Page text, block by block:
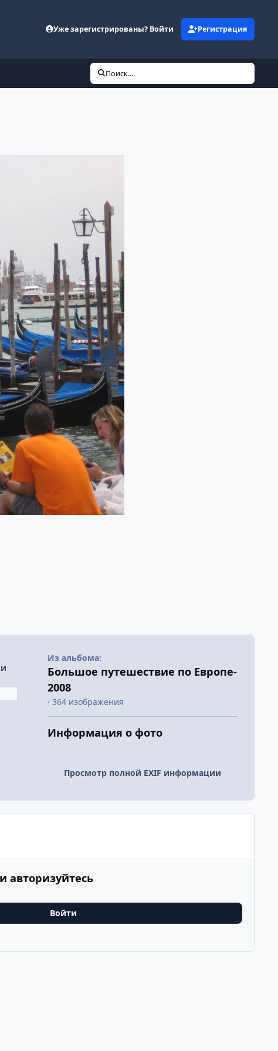
Уже зарегистрированы? Войти Регистрация
Поиск...
Из альбома:
Большое путешествие по Европе-
2008
· 364 изображения
Информация о фото
Просмотр полной EXIF информации
авторизуйтесь
Войти